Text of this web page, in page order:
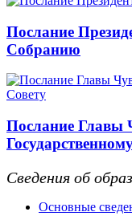
Послание
Собранию
Послание Главы
Сведения об
Основные